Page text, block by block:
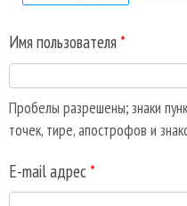
Имя пользователя *
Пробелы разрешены; знаки
точек, тире, апострофов и
E-mail адрес *